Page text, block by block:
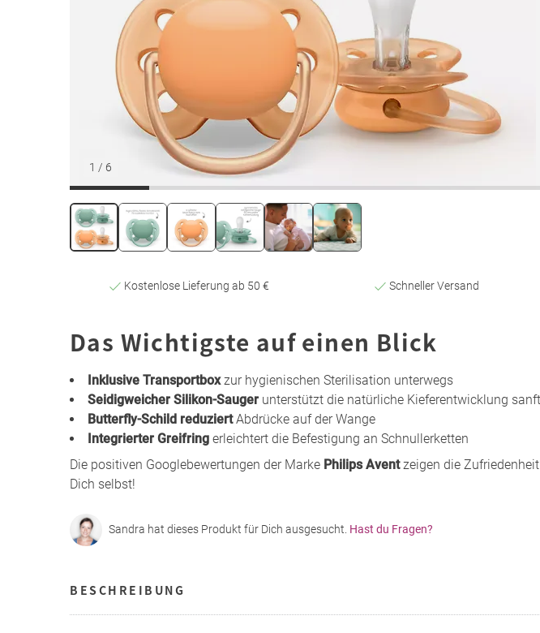
1 / 6
Kostenlose Lieferung ab 50 € Schneller Versand
Das Wichtigste auf einen Blick
Inklusive Transportboxzur hygienischen Sterilisation unterwegs
Seidigweicher Silikon-Sauger unterstützt die natürliche Kieferentwicklung sanft
Butterfly-Schild reduziertAbdrücke auf der Wange
Integrierter Greifring erleichtert die Befestigung an Schnullerketten
Die positiven Googlebewertungen der Marke Philips Aventzeigen die
Dich selbst!
Sandra hat dieses Produkt für Dich ausgesucht. Hast du Fragen?
BESCHREIBUNG